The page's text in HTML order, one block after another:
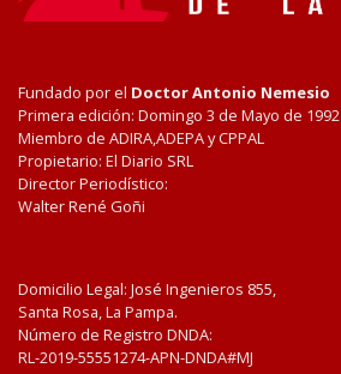
Fundado por el Doctor Antonio Nemesio
Primera edición: Domingo 3 de Mayo de 1992
Miembro de ADIRA,ADEPA y CPPAL
Propietario: El Diario SRL
Director Periodístico:
Walter René Goñi
Domicilio Legal: José Ingenieros 855,
Santa Rosa, La Pampa.
Número de Registro DNDA:
RL-2019-55551274-APN-DNDA#MJ